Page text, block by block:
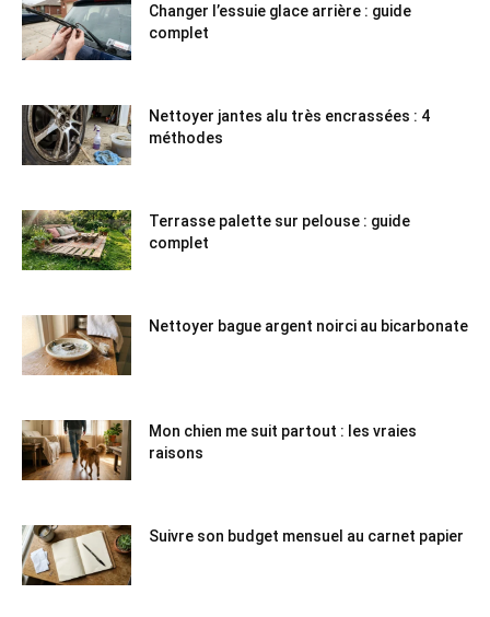
Changer l’essuie glace arrière : guide
complet
Nettoyer jantes alu très encrassées : 4
méthodes
Terrasse palette sur pelouse : guide
complet
Nettoyer bague argent noirci au bicarbonate
Mon chien me suit partout : les vraies
raisons
Suivre son budget mensuel au carnet papier